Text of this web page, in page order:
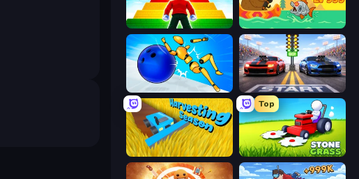
Obby Highest Jump Ever Fish Orbit
Playground Man! Ragdoll Show! Street Racer 2
Harvesting Season
Top
Stone Grass: Mowing Simulator